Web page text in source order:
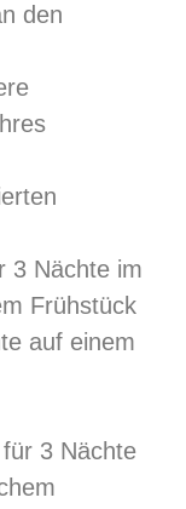
den
3 Nächte im
Frühstück
auf einem
3 Nächte